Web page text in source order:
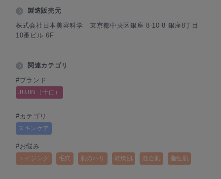
製造販売元
株式会社日本美容科学 東京都中央区銀座 8-10-8 銀座8丁目
10番ビル 6F
関連カテゴリ
#ブランド
JUJIN（十仁）
#カテゴリ
スキンケア
#お悩み
エイジング 毛穴 肌のハリ 乾燥肌 混合肌 脂性肌